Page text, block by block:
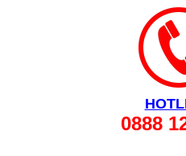
Ninh,
Đồng,
Giang,...
0888